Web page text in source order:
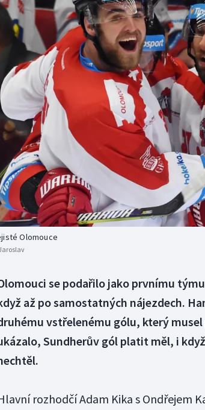
Curling
Dostihy
Florbal
Futsal
Golf
Gymnastika
Olomouce
se podařilo jako prvnímu
až po samostatných nájezdech.
vstřelenému gólu, který
Sundherův gól platit měl, i
rozhodčí Adam Kika s Ondřejem